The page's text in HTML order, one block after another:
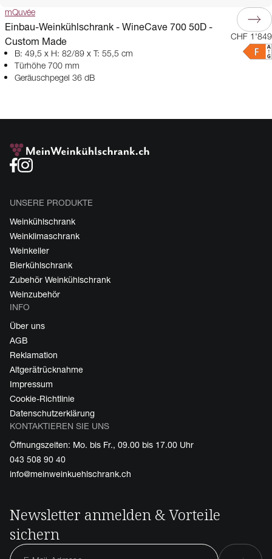
mQuvée
Einbau-Weinkühlschrank - WineCave 700 50D -
Custom Made
B: 49,5 x H: 82/89 x T: 55,5 cm
Türhöhe 700 mm
Geräuschpegel 36 dB
CHF 1'849
UNSERE PRODUKTE
Weinkühlschrank
Weinklimaschrank
Weinkeller
Bierkühlschrank
Zubehör Weinkühlschrank
Weinzubehör
INFO
Über uns
AGB
Reklamation
Altgerätrücknahme
Impressum
Cookie-Richtlinie
Datenschutzerklärung
KONTAKTIEREN SIE UNS
Öffnungszeiten: Mo. bis Fr., 09.00 bis 17.00 Uhr
043 508 90 40
info@meinweinkuehlschrank.ch
Newsletter anmelden & Vorteile
sichern